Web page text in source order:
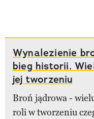
Wynalezienie
bieg historii.
jej tworzeniu
Broń jądrowa -
roli w tworzeniu